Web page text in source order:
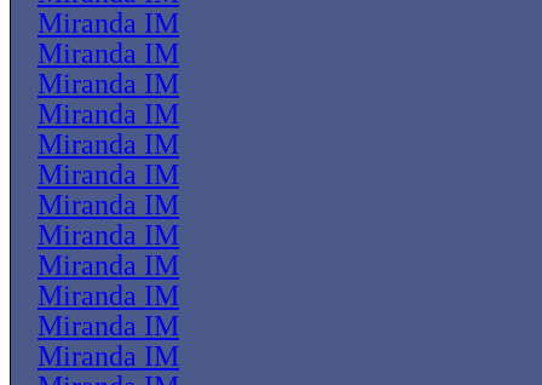
Miranda IM
Miranda IM
Miranda IM
Miranda IM
Miranda IM
Miranda IM
Miranda IM
Miranda IM
Miranda IM
Miranda IM
Miranda IM
Miranda IM